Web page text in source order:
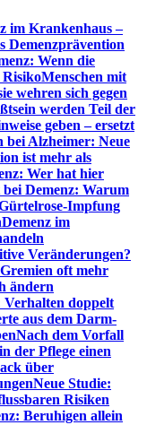
im Krankenhaus –
Demenzprävention
Wenn die
RisikoMenschen mit
wehren sich gegen
werden Teil der
geben – ersetzt
bei Alzheimer: Neue
ist mehr als
Wer hat hier
Demenz: Warum
Impfung
Demenz im
Veränderungen?
oft mehr
ändern
Verhalten doppelt
aus dem Darm-
Nach dem Vorfall
der Pflege einen
über
Neue Studie:
Risiken
Beruhigen allein